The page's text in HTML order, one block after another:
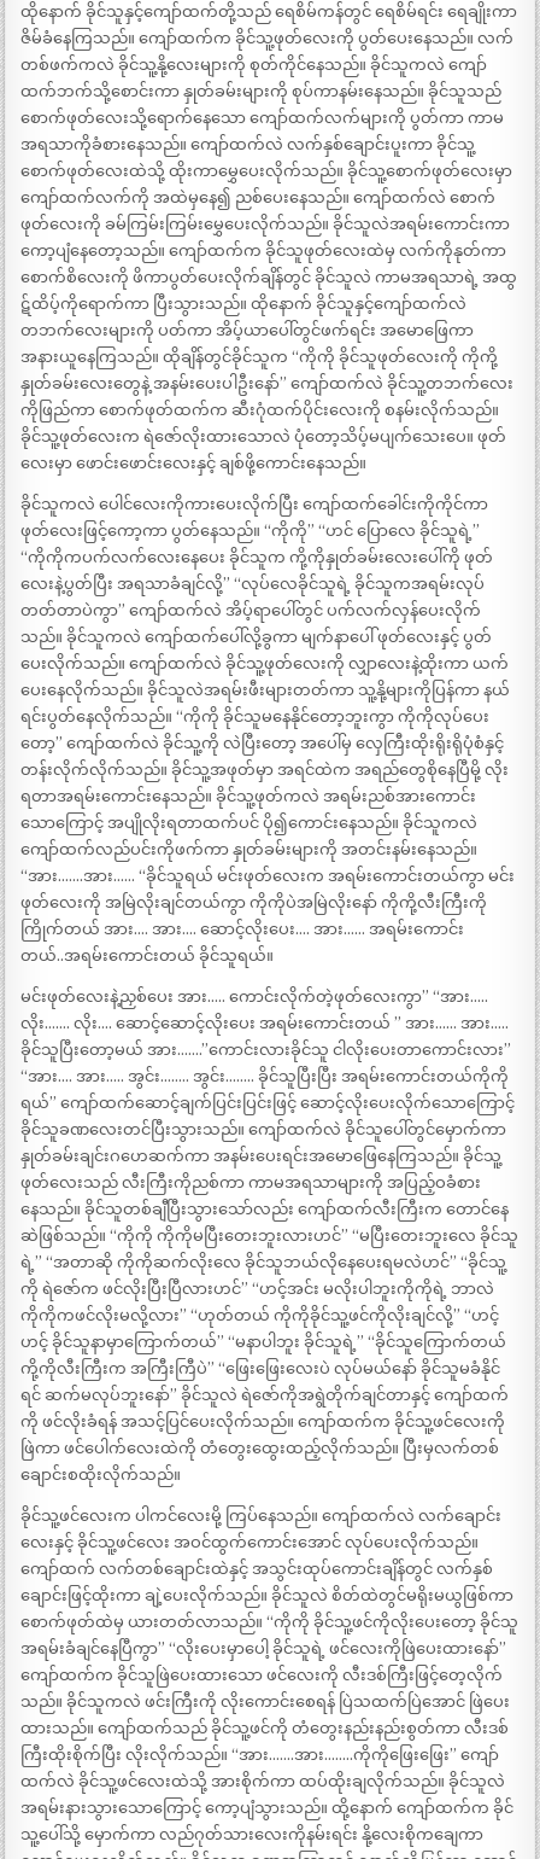
ထိုနောက် ခိုင်သူနှင့်ကျော်ထက်တို့သည် ရေစိမ်ကန်တွင် ရေစိမ်ရင်း ရေချိုးကာ
ဇိမ်ခံနေကြသည်။ ကျော်ထက်က ခိုင်သူ့ဖုတ်လေးကို ပွတ်ပေးနေသည်။ လက်
တစ်ဖက်ကလဲ ခိုင်သူ့နို့လေးများကို စုတ်ကိုင်နေသည်။ ခိုင်သူကလဲ ကျော်
ထက်ဘက်သို့စောင်းကာ နှုတ်ခမ်းများကို စုပ်ကာနမ်းနေသည်။ ခိုင်သူသည်
စောက်ဖုတ်လေးသို့ရောက်နေသော ကျော်ထက်လက်များကို ပွတ်ကာ ကာမ
အရသာကိုခံစားနေသည်။ ကျော်ထက်လဲ လက်နှစ်ချောင်းပူးကာ ခိုင်သူ့
စောက်ဖုတ်လေးထဲသို့ ထိုးကာမွှေပေးလိုက်သည်။ ခိုင်သူ့စောက်ဖုတ်လေးမှာ
ကျော်ထက်လက်ကို အထဲမှနေ၍ ညစ်ပေးနေသည်။ ကျော်ထက်လဲ စောက်
ဖုတ်လေးကို ခမ်ကြမ်းကြမ်းမွှေပေးလိုက်သည်။ ခိုင်သူလဲအရမ်းကောင်းကာ
ကော့ပျံနေတော့သည်။ ကျော်ထက်က ခိုင်သူဖုတ်လေးထဲမှ လက်ကိုနုတ်ကာ
စောက်စိလေးကို ဖိကာပွတ်ပေးလိုက်ချိန်တွင် ခိုင်သူလဲ ကာမအရသာရဲ့ အထွ
ဋ်ထိပ့်ကိုရောက်ကာ ပြီးသွားသည်။ ထိုနောက် ခိုင်သူနှင့်ကျော်ထက်လဲ
တဘက်လေးများကို ပတ်ကာ အိပ့်ယာပေါ်တွင်ဖက်ရင်း အမောဖြေကာ
အနားယူနေကြသည်။ ထိုချိန်တွင်ခိုင်သူက “ကိုကို ခိုင်သူဖုတ်လေးကို ကိုကို့
နှုတ်ခမ်းလေးတွေနဲ့ အနမ်းပေးပါဦးနော်” ကျော်ထက်လဲ ခိုင်သူ့တဘက်လေး
ကိုဖြည်ကာ စောက်ဖုတ်ထက်က ဆီးဂုံထက်ပိုင်းလေးကို စနမ်းလိုက်သည်။
ခိုင်သူ့ဖုတ်လေးက ရဲဇော်လိုးထားသောလဲ ပုံတော့သိပ့်မပျက်သေးပေ။ ဖုတ်
လေးမှာ ဖောင်းဖောင်းလေးနှင့် ချစ်ဖို့ကောင်းနေသည်။
ခိုင်သူကလဲ ပေါင်လေးကိုကားပေးလိုက်ပြီး ကျော်ထက်ခေါင်းကိုကိုင်ကာ
ဖုတ်လေးဖြင့်ကော့ကာ ပွတ်နေသည်။ “ကိုကို” “ဟင် ပြောလေ ခိုင်သူရဲ့”
“ကိုကိုကပက်လက်လေးနေပေး ခိုင်သူက ကို့ကိုနှုတ်ခမ်းလေးပေါ်ကို ဖုတ်
လေးနဲ့ပွတ်ပြီး အရသာခံချင်လို့” “လုပ်လေခိုင်သူရဲ့ ခိုင်သူကအရမ်းလုပ်
တတ်တာပဲကွာ” ကျော်ထက်လဲ အိပ့်ရာပေါ်တွင် ပက်လက်လှန်ပေးလိုက်
သည်။ ခိုင်သူကလဲ ကျော်ထက်ပေါ်လို့ခွကာ မျက်နာပေါ် ဖုတ်လေးနှင့် ပွတ်
ပေးလိုက်သည်။ ကျော်ထက်လဲ ခိုင်သူ့ဖုတ်လေးကို လျှာလေးနဲ့ထိုးကာ ယက်
ပေးနေလိုက်သည်။ ခိုင်သူလဲအရမ်းဖီးများတတ်ကာ သူ့နို့များကိုပြန်ကာ နယ်
ရင်းပွတ်နေလိုက်သည်။ “ကိုကို ခိုင်သူမနေနိုင်တော့ဘူးကွာ ကိုကိုလုပ်ပေး
တော့” ကျော်ထက်လဲ ခိုင်သူ့ကို လဲပြီးတော့ အပေါ်မှ လှေကြီးထိုးရိုးရိုပုံစံနှင့်
တန်းလိုက်လိုက်သည်။ ခိုင်သူ့အဖုတ်မှာ အရင်ထဲက အရည်တွေစိုနေပြီမို့ လိုး
ရတာအရမ်းကောင်းနေသည်။ ခိုင်သူ့ဖုတ်ကလဲ အရမ်းညစ်အားကောင်း
သောကြောင့် အပျိုလိုးရတာထက်ပင် ပို၍ကောင်းနေသည်။ ခိုင်သူကလဲ
ကျော်ထက်လည်ပင်းကိုဖက်ကာ နှုတ်ခမ်းများကို အတင်းနမ်းနေသည်။
“အား…….အား…… “ခိုင်သူရယ် မင်းဖုတ်လေးက အရမ်းကောင်းတယ်ကွာ မင်း
ဖုတ်လေးကို အမြဲလိုးချင်တယ်ကွာ ကိုကိုပဲအမြဲလိုးနော် ကိုကို့လီးကြီးကို
ကြိုက်တယ် အား…. အား…. ဆောင့်လိုးပေး…. အား…… အရမ်းကောင်း
တယ်..အရမ်းကောင်းတယ် ခိုင်သူရယ်။
မင်းဖုတ်လေးနဲ့ညှစ်ပေး အား….. ကောင်းလိုက်တဲ့ဖုတ်လေးကွာ” “အား…..
လိုး……. လိုး…. ဆောင့်ဆောင့်လိုးပေး အရမ်းကောင်းတယ် ” အား…… အား…..
ခိုင်သူပြီးတော့မယ် အား…….”ကောင်းလားခိုင်သူ ငါလိုးပေးတာကောင်းလား”
“အား…. အား….. အွင်း…….. အွင်း…….. ခိုင်သူပြီးပြီး အရမ်းကောင်းတယ်ကိုကို
ရယ်” ကျော်ထက်ဆောင့်ချက်ပြင်းပြင်းဖြင့် ဆောင့်လိုးပေးလိုက်သောကြောင့်
ခိုင်သူခဏလေးတင်ပြီးသွားသည်။ ကျော်ထက်လဲ ခိုင်သူပေါ်တွင်မှောက်ကာ
နှုတ်ခမ်းချင်းဂဟေဆက်ကာ အနမ်းပေးရင်းအမောဖြေနေကြသည်။ ခိုင်သူ့
ဖုတ်လေးသည် လီးကြီးကိုညစ်ကာ ကာမအရသာများကို အပြည့်ဝခံစား
နေသည်။ ခိုင်သူတစ်ချီပြီးသွားသော်လည်း ကျော်ထက်လီးကြီးက တောင်နေ
ဆဲဖြစ်သည်။ “ကိုကို ကိုကိုမပြီးတေးဘူးလားဟင်” “မပြီးတေးဘူးလေ ခိုင်သူ
ရဲ့” “အတာဆို ကိုကိုဆက်လိုးလေ ခိုင်သူဘယ်လိုနေပေးရမလဲဟင်” “ခိုင်သူ့
ကို ရဲဇော်က ဖင်လိုးပြီးပြီလားဟင်” “ဟင့်အင်း မလိုးပါဘူးကိုကိုရဲ့ ဘာလဲ
ကိုကိုကဖင်လိုးမလို့လား” “ဟုတ်တယ် ကိုကိုခိုင်သူ့ဖင်ကိုလိုးချင်လို့” “ဟင့်
ဟင့် ခိုင်သူနာမှာကြောက်တယ်” “မနာပါဘူး ခိုင်သူရဲ့” “ခိုင်သူကြောက်တယ်
ကို့ကိုလီးကြီးက အကြီးကြီပဲ” “ဖြေးဖြေးလေးပဲ လုပ်မယ်နော် ခိုင်သူမခံနိုင်
ရင် ဆက်မလုပ်ဘူးနော်” ခိုင်သူလဲ ရဲဇော်ကိုအရွဲတိုက်ချင်တာနှင့် ကျော်ထက်
ကို ဖင်လိုးခံရန် အသင့်ပြင်ပေးလိုက်သည်။ ကျော်ထက်က ခိုင်သူ့ဖင်လေးကို
ဖြဲကာ ဖင်ပေါက်လေးထဲကို တံတွေးထွေးထည့်လိုက်သည်။ ပြီးမှလက်တစ်
ချောင်းစထိုးလိုက်သည်။
ခိုင်သူ့ဖင်လေးက ပါကင်လေးမို့ ကြပ်နေသည်။ ကျော်ထက်လဲ လက်ချောင်း
လေးနှင့် ခိုင်သူ့ဖင်လေး အဝင်ထွက်ကောင်းအောင် လုပ်ပေးလိုက်သည်။
ကျော်ထက် လက်တစ်ချောင်းထဲနှင့် အသွင်းထုပ်ကောင်းချိန်တွင် လက်နှစ်
ချောင်းဖြင့်ထိုးကာ ချဲ့ပေးလိုက်သည်။ ခိုင်သူလဲ စိတ်ထဲတွင်မရိုးမယွဖြစ်ကာ
စောက်ဖုတ်ထဲမှ ယားတတ်လာသည်။ “ကိုကို ခိုင်သူ့ဖင်ကိုလိုးပေးတော့ ခိုင်သူ
အရမ်းခံချင်နေပြီကွာ” “လိုးပေးမှာပေါ့ ခိုင်သူရဲ့ ဖင်လေးကိုဖြဲပေးထားနော်”
ကျော်ထက်က ခိုင်သူဖြဲပေးထားသော ဖင်လေးကို လီးဒစ်ကြီးဖြင့်တေ့လိုက်
သည်။ ခိုင်သူကလဲ ဖင်းကြီးကို လိုးကောင်းစေရန် ပြဲသထက်ပြဲအောင် ဖြဲပေး
ထားသည်။ ကျော်ထက်သည် ခိုင်သူ့ဖင်ကို တံတွေးနည်းနည်းစွတ်ကာ လီးဒစ်
ကြီးထိုးစိုက်ပြီး လိုးလိုက်သည်။ “အား…….အား……..ကိုကိုဖြေးဖြေး” ကျော်
ထက်လဲ ခိုင်သူ့ဖင်လေးထဲသို့ အားစိုက်ကာ ထပ်ထိုးချလိုက်သည်။ ခိုင်သူလဲ
အရမ်းနားသွားသောကြောင့် ကော့ပျံသွားသည်။ ထို့နောက် ကျော်ထက်က ခိုင်
သူ့ပေါ်သို့ မှောက်ကာ လည်ဂုတ်သားလေးကိုနမ်းရင်း နို့လေးစိုကချေကာ